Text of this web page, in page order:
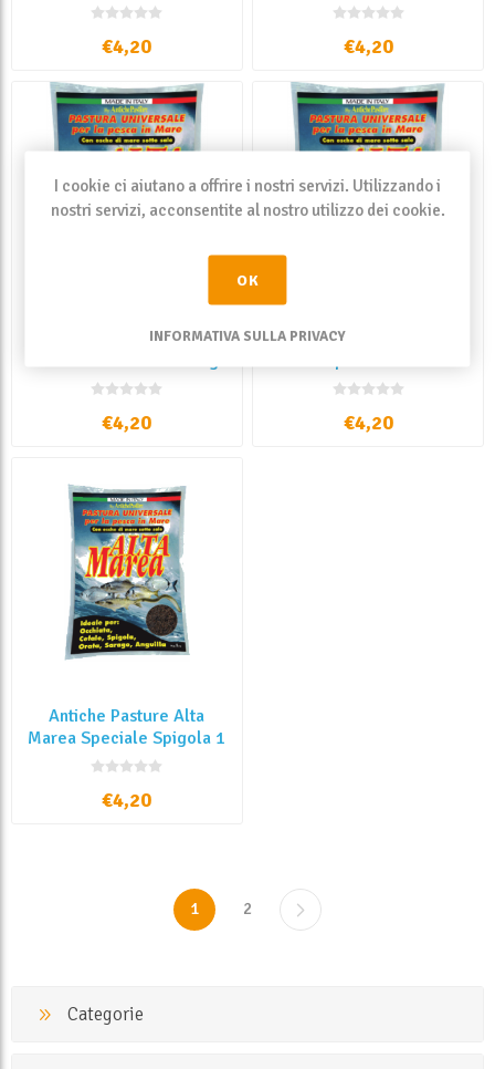
€4,20
Granchio 1 Kg
€4,20
Antiche Pasture Alta
Marea Scura Sarda 1 Kg
€4,20
Antiche Pasture Alta
Marea Speciale Mazzetta
1 Kg
€4,20
Antiche Pasture Alta
Marea Speciale Spigola 1
Kg
€4,20
1 2
Categorie
I cookie ci aiutano a offrire i nostri servizi. Utilizzando i
nostri servizi, acconsentite al nostro utilizzo dei cookie.
OK
INFORMATIVA SULLA PRIVACY